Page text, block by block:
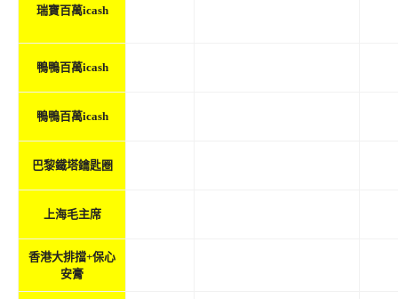
瑞寶百萬icash
鴨鴨百萬icash
鴨鴨百萬icash
巴黎鐵塔鑰匙圈
上海毛主席
香港大排擋+保心
安膏